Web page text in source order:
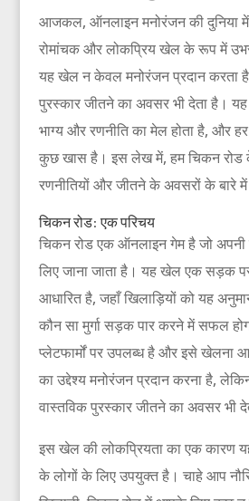
आजकल, ऑनलाइन मनोरंजन की दुनिया
रोमांचक और लोकप्रिय खेल के रूप में
यह खेल न केवल मनोरंजन प्रदान करता
पुरस्कार जीतने का अवसर भी देता है।
भाग्य और रणनीति का मेल होता है, और
कुछ खास है। इस लेख में, हम चिकन रोड
रणनीतियों और जीतने के अवसरों के बारे में
चिकन रोड: एक परिचय
चिकन रोड एक ऑनलाइन गेम है जो अपनी
लिए जाना जाता है। यह खेल एक सड़क
आधारित है, जहाँ खिलाड़ियों को यह
कौन सा मुर्गा सड़क पार करने में सफल
प्लेटफार्मों पर उपलब्ध है और इसे खेलना
का उद्देश्य मनोरंजन प्रदान करना है,
वास्तविक पुरस्कार जीतने का अवसर भी
इस खेल की लोकप्रियता का एक कारण
के लोगों के लिए उपयुक्त है। चाहे आप